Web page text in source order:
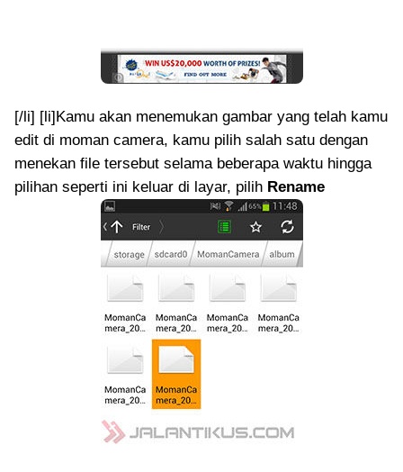
[/li] [li]Kamu akan menemukan gambar yang telah kamu
edit di moman camera, kamu pilih salah satu dengan
menekan file tersebut selama beberapa waktu hingga
pilihan seperti ini keluar di layar, pilih Rename